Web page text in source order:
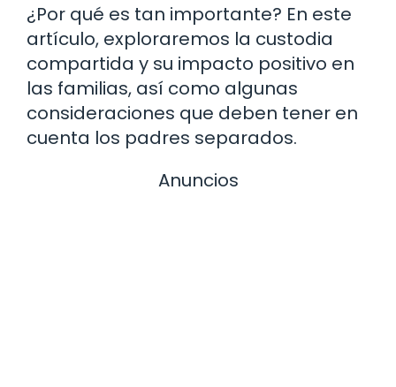
¿Por qué es tan importante? En este
artículo, exploraremos la custodia
compartida y su impacto positivo en
las familias, así como algunas
consideraciones que deben tener en
cuenta los padres separados.
Anuncios